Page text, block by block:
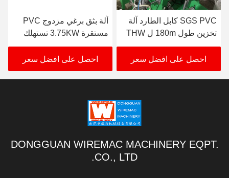
SGS PVC كابل الطارد آلة
تخزين طول 180m ل THW
VCT
احصل على افضل سعر
آلة بثق برغي مزدوج PVC
مستقرة 3.75KW تستهلك
الطاقة
احصل على افضل سعر
DONGGUAN WIREMAC MACHINERY EQPT.
CO., LTD.